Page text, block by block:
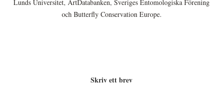
Lunds Universitet, ArtDatabanken, Sveriges Entomologiska Förening
och Butterfly Conservation Europe.
Skriv ett brev